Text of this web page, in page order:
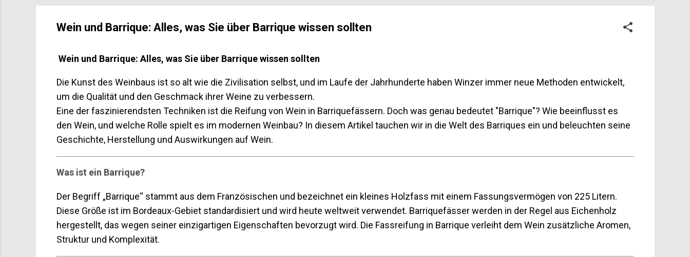
Wein und Barrique: Alles, was Sie über Barrique wissen sollten
Wein und Barrique: Alles, was Sie über Barrique wissen sollten
Die Kunst des Weinbaus ist so alt wie die Zivilisation selbst, und im Laufe der Jahrhunderte haben Winzer immer neue Methoden entwickelt,
um die Qualität und den Geschmack ihrer Weine zu verbessern.
Eine der faszinierendsten Techniken ist die Reifung von Wein in Barriquefässern. Doch was genau bedeutet "Barrique"? Wie beeinflusst es
den Wein, und welche Rolle spielt es im modernen Weinbau? In diesem Artikel tauchen wir in die Welt des Barriques ein und beleuchten seine
Geschichte, Herstellung und Auswirkungen auf Wein.
Was ist ein Barrique?
Der Begriff „Barrique“ stammt aus dem Französischen und bezeichnet ein kleines Holzfass mit einem Fassungsvermögen von 225 Litern.
Diese Größe ist im Bordeaux-Gebiet standardisiert und wird heute weltweit verwendet. Barriquefässer werden in der Regel aus Eichenholz
hergestellt, das wegen seiner einzigartigen Eigenschaften bevorzugt wird. Die Fassreifung in Barrique verleiht dem Wein zusätzliche Aromen,
Struktur und Komplexität.